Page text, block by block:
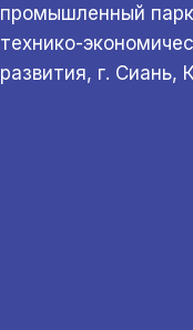
промышленный
технико-
развития, г. Сиань,